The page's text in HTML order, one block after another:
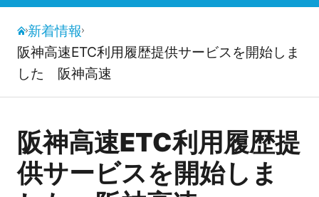
新着情報
阪神高速ETC利用履歴提供サービスを開始しま
した 阪神高速
阪神高速ETC利用履歴提
供サービスを開始しま